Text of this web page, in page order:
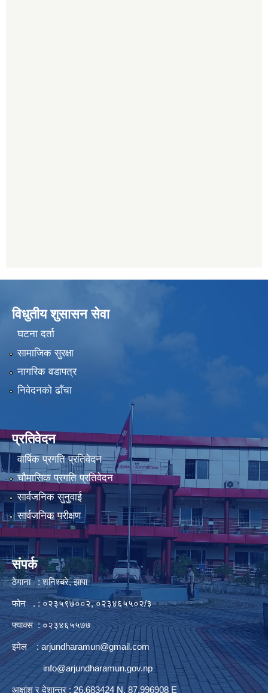
विधुतीय शुसासन सेवा
घटना दर्ता
सामाजिक सुरक्षा
नागरिक वडापत्र
निवेदनको ढाँचा
प्रतिवेदन
वार्षिक प्रगति प्रतिवेदन
चौमासिक प्रगति प्रतिवेदन
सार्वजनिक सुनुवाई
सार्वजनिक परीक्षण
संपर्क
ठेगाना : शनिश्चरे, झापा
फोन . : ०२३५९७००२, ०२३४६५५०२/३
फ्याक्स : ०२३४६५५७७
इमेल :arjundharamun@gmail.com
info@arjundharamun.gov.np
आक्षांश र देशान्तर : 26.683424 N, 87.996908 E